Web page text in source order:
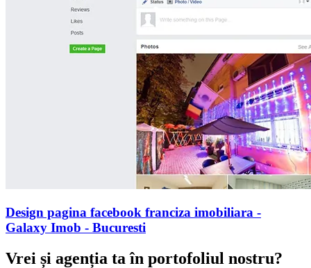
Design pagina facebook franciza imobiliara -
Galaxy Imob - Bucuresti
Vrei și agenția ta în portofoliul nostru?